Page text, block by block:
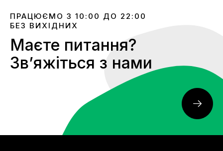
ПРАЦЮЄМО З 10:00 ДО 22:00
БЕЗ ВИХІДНИХ
Маєте питання?
Звʼяжіться з нами